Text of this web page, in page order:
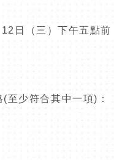
12 日（三）下午五點
(至少符合其中一項) ：